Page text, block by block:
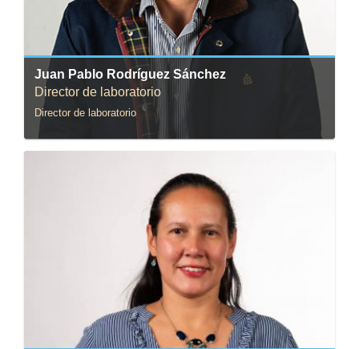
Juan Pablo Rodríguez Sánchez
Director de laboratorio
Director de laboratorio
Correo:edelgado@uniandes.edu.co